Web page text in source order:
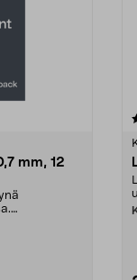
mm, 12